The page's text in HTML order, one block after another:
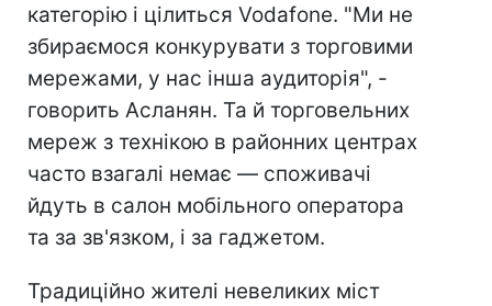
категорію і цілиться Vodafone. "Ми не
збираємося конкурувати з торговими
мережами, у нас інша аудиторія", -
говорить Асланян. Та й торговельних
мереж з технікою в районних центрах
часто взагалі немає — споживачі
йдуть в салон мобільного оператора
та за зв'язком, і за гаджетом.
Традиційно жителі невеликих міст